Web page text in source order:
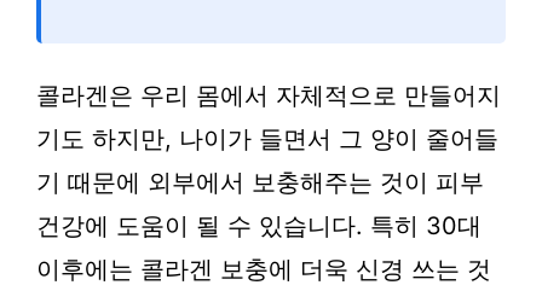
콜라겐은 우리 몸에서 자체적으로 만들어지
기도 하지만, 나이가 들면서 그 양이 줄어들
기 때문에 외부에서 보충해주는 것이 피부
건강에 도움이 될 수 있습니다. 특히 30대
이후에는 콜라겐 보충에 더욱 신경 쓰는 것